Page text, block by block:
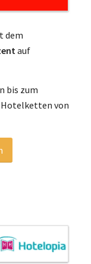
dem
auf
bis zum
Hotelketten von